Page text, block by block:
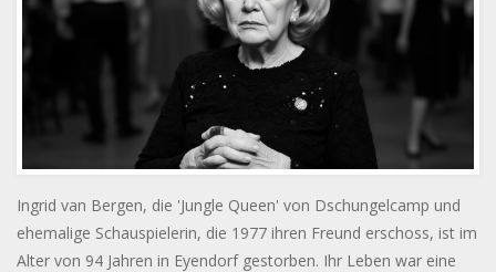
Ingrid van Bergen, die 'Jungle Queen' von Dschungelcamp und
ehemalige Schauspielerin, die 1977 ihren Freund erschoss, ist im
Alter von 94 Jahren in Eyendorf gestorben. Ihr Leben war eine